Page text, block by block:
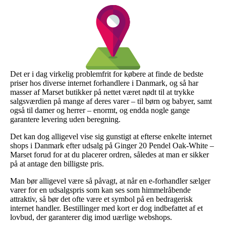
Det er i dag virkelig problemfrit for købere at finde de bedste
priser hos diverse internet forhandlere i Danmark, og så har
masser af Marset butikker på nettet været nødt til at trykke
salgsværdien på mange af deres varer – til børn og babyer, samt
også til damer og herrer – enormt, og endda nogle gange
garantere levering uden beregning.
Det kan dog alligevel vise sig gunstigt at efterse enkelte internet
shops i Danmark efter udsalg på Ginger 20 Pendel Oak-White –
Marset forud for at du placerer ordren, således at man er sikker
på at antage den billigste pris.
Man bør alligevel være så påvagt, at når en e-forhandler sælger
varer for en udsalgspris som kan ses som himmelråbende
attraktiv, så bør det ofte være et symbol på en bedragerisk
internet handler. Bestillinger med kort er dog indbefattet af et
lovbud, der garanterer dig imod uærlige webshops.